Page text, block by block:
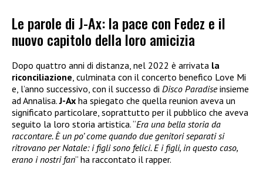
Le parole di J-Ax: la pace con Fedez e il
nuovo capitolo della loro amicizia
Dopo quattro anni di distanza, nel 2022 è arrivata la
riconciliazione, culminata con il concerto benefico Love Mi
e, l’anno successivo, con il successo di Disco Paradiseinsieme
ad Annalisa.J-Ax ha spiegato che quella reunion aveva un
significato particolare, soprattutto per il pubblico che aveva
seguito la loro storia artistica. “Era una bella storia da
raccontare. È un po’ come quando due genitori separati si
ritrovano per Natale: i figli sono felici. E i figli, in questo caso,
erano i nostri fan” ha raccontato il rapper.